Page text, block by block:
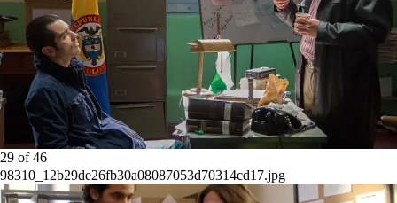
29 of46
98310_12b29de26fb30a08087053d70314cd17.jpg